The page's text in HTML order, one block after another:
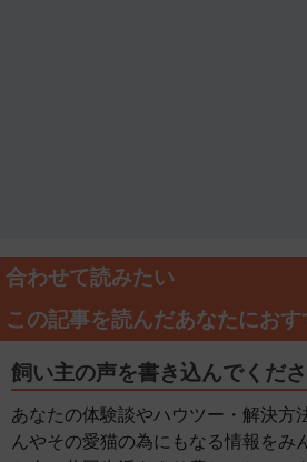
合わせて読みたい
この記事を読んだあなたにおす
飼い主の声を書き込んでくだ
あなたの体験談やハウツー・解決方
んやその愛猫の為にもなる情報をみ